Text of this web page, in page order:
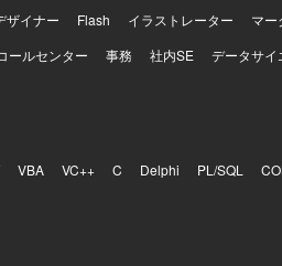
ザイナー Flash イラストレーター マー
ールセンター 事務 社内SE データサイ
VBA VC++ C Delphi PL/SQL